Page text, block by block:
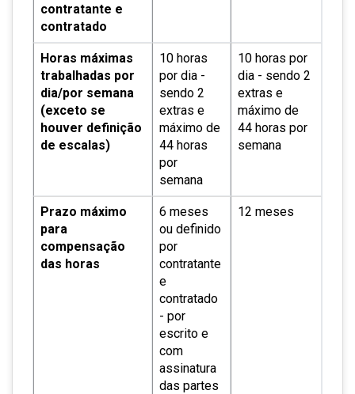
contratante e
contratado
Horas máximas
trabalhadas por
dia/por semana
(exceto se
houver definição
de escalas)
10 horas
por dia -
sendo 2
extras e
máximo de
44 horas
por
semana
10 horas por
dia - sendo 2
extras e
máximo de
44 horas por
semana
Prazo máximo
para
compensação
das horas
6 meses
ou definido
por
contratante
e
contratado
- por
escrito e
com
assinatura
das partes
12 meses